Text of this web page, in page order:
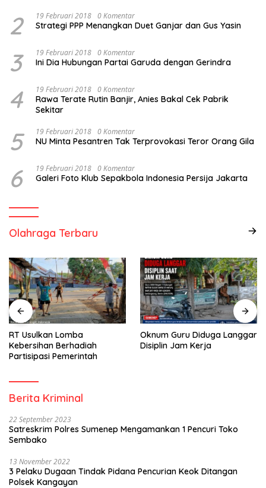
2
19 Februari 2018 0 Komentar
Strategi PPP Menangkan Duet Ganjar dan Gus Yasin
3 19 Februari 2018 0 Komentar
Ini Dia Hubungan Partai Garuda dengan Gerindra
4 19 Februari 2018 0 Komentar
Rawa Terate Rutin Banjir, Anies Bakal Cek Pabrik
Sekitar
5 19 Februari 2018 0 Komentar
NU Minta Pesantren Tak Terprovokasi Teror Orang Gila
6 19 Februari 2018 0 Komentar
Galeri Foto Klub Sepakbola Indonesia Persija Jakarta
Olahraga Terbaru
RT Usulkan Lomba
Kebersihan Berhadiah
Partisipasi Pemerintah
Oknum Guru Diduga Langgar
Disiplin Jam Kerja
Berita Kriminal
22 September 2023
Satreskrim Polres Sumenep Mengamankan 1 Pencuri Toko
Sembako
13 November 2022
3 Pelaku Dugaan Tindak Pidana Pencurian Keok Ditangan
Polsek Kangayan